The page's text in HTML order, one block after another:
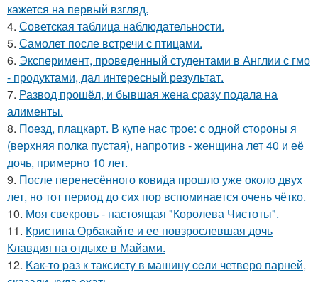
кажется на первый взгляд.
4. Советская таблица наблюдательности.
5. Самолет после встречи с птицами.
6. Эксперимент, проведенный студентами в Англии с гмо
- продуктами, дал интересный результат.
7. Развод прошёл, и бывшая жена сразу подала на
алименты.
8. Поезд, плацкарт. В купе нас трое: с одной стороны я
(верхняя полка пустая), напротив - женщина лет 40 и её
дочь, примерно 10 лет.
9. После перенесённого ковида прошло уже около двух
лет, но тот период до сих пор вспоминается очень чётко.
10. Моя свекровь - настоящая "Королева Чистоты".
11. Кристина Орбакайте и ее повзрослевшая дочь
Клавдия на отдыхе в Майами.
12. Kaк-то paз к таксисту в машину ceли четверо парней,